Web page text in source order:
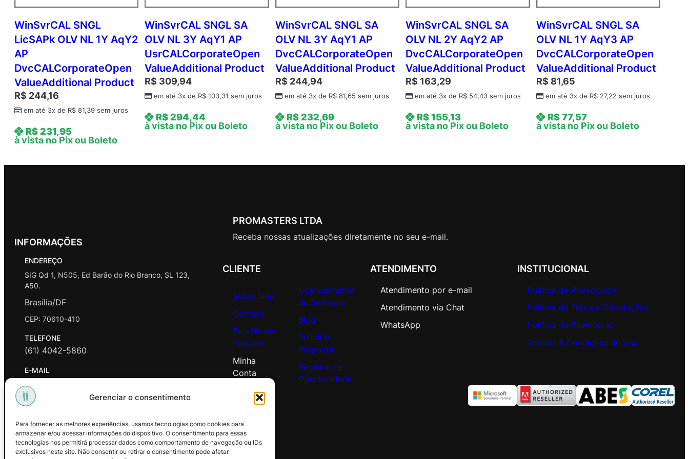
Gerenciar o consentimento
Para fornecer as melhores experiências, usamos tecnologias como cookies para
armazenar e/ou acessar informações do dispositivo. O consentimento para essas
tecnologias nos permitirá processar dados como comportamento de navegação ou IDs
exclusivos neste site. Não consentir ou retirar o consentimento pode afetar
A
q
Y
1
A
c
d
m
A
c
WinSvrCAL SNGL
LicSAPk OLV NL 1Y AqY2
AP
DvcCALCorporateOpen
ValueAdditional Product
R$ 244,16
em até 3x de R$ 81,39 sem juros
R$231,95
à vista no Pix ou Boleto
WinSvrCAL SNGL SA
OLV NL 3Y AqY1 AP
UsrCALCorporateOpen
ValueAdditional Product
R$ 309,94
em até 3x de R$ 103,31 sem juros
R$294,44
à vista no Pix ou Boleto
WinSvrCAL SNGL SA
OLV NL 3Y AqY1 AP
DvcCALCorporateOpen
ValueAdditional Product
R$ 244,94
em até 3x de R$81,65 sem juros
R$232,69
à vista no Pix ou Boleto
WinSvrCAL SNGL SA
OLV NL 2Y AqY2 AP
DvcCALCorporateOpen
ValueAdditional Product
R$ 163,29
em até 3x de R$ 54,43 sem juros
R$155,13
à vista no Pix ou Boleto
WinSvrCAL SNGL SA
OLV NL 1Y AqY3 AP
DvcCALCorporateOpen
ValueAdditional Product
R$ 81,65
em até 3x de R$27,22 sem juros
R$77,57
à vista no Pix ou Boleto
INFORMAÇÕES
ENDEREÇO
SIG Qd 1, N505, Ed Barão do Rio Branco, SL 123,
A50.
Brasília/DF
CEP: 70610-410
TELEFONE
(61) 4042-5860
E-MAIL
contato@promasters.net.br
HORÁRIO DE ATENDIMENTO
Facebook Instagram Youtube
PROMASTERS LTDA
Receba nossas atualizações diretamente no seu e-mail.
CLIENTE
Sobre Nós
Contato
Seja Nosso
Parceiro
Minha
Conta
Licenciamento
de Software
Blog
Solicitar
Proposta
Registro de
Oportunidade
ATENDIMENTO
Atendimento por e-mail
Atendimento via Chat
WhatsApp
INSTITUCIONAL
Política de Privacidade
Política de Troca e Devoluções
Política de Reembolso
Termos & Condições de Uso